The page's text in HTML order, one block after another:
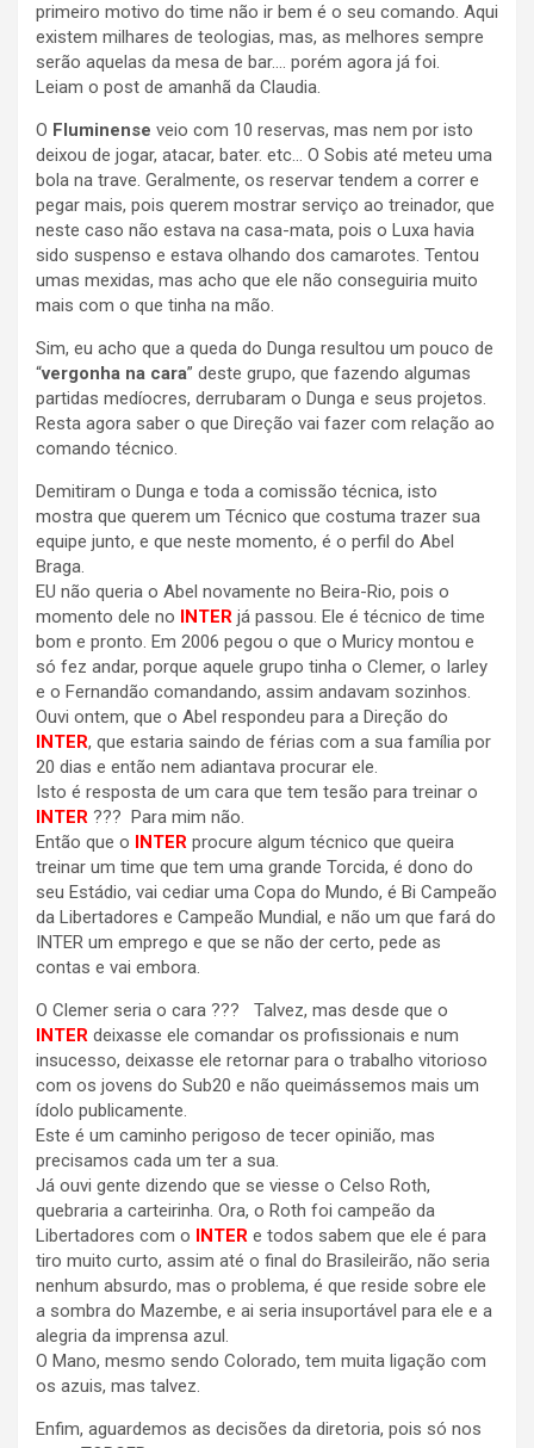
primeiro motivo do time não ir bem é o seu comando. Aqui
existem milhares de teologias, mas, as melhores sempre
serão aquelas da mesa de bar…. porém agora já foi.
Leiam o post de amanhã da Claudia.
O Fluminense veio com 10 reservas, mas nem por isto
deixou de jogar, atacar, bater. etc… O Sobis até meteu uma
bola na trave. Geralmente, os reservar tendem a correr e
pegar mais, pois querem mostrar serviço ao treinador, que
neste caso não estava na casa-mata, pois o Luxa havia
sido suspenso e estava olhando dos camarotes. Tentou
umas mexidas, mas acho que ele não conseguiria muito
mais com o que tinha na mão.
Sim, eu acho que a queda do Dunga resultou um pouco de
“vergonha na cara” deste grupo, que fazendo algumas
partidas medíocres, derrubaram o Dunga e seus projetos.
Resta agora saber o que Direção vai fazer com relação ao
comando técnico.
Demitiram o Dunga e toda a comissão técnica, isto
mostra que querem um Técnico que costuma trazer sua
equipe junto, e que neste momento, é o perfil do Abel
Braga.
EU não queria o Abel novamente no Beira-Rio, pois o
momento dele no INTER já passou. Ele é técnico de time
bom e pronto. Em 2006 pegou o que o Muricy montou e
só fez andar, porque aquele grupo tinha o Clemer, o Iarley
e o Fernandão comandando, assim andavam sozinhos.
Ouvi ontem, que o Abel respondeu para a Direção do
INTER, que estaria saindo de férias com a sua família por
20 dias e então nem adiantava procurar ele.
Isto é resposta de um cara que tem tesão para treinar o
INTER ??? Para mim não.
Então que o INTER procure algum técnico que queira
treinar um time que tem uma grande Torcida, é dono do
seu Estádio, vai cediar uma Copa do Mundo, é Bi Campeão
da Libertadores e Campeão Mundial, e não um que fará do
INTER um emprego e que se não der certo, pede as
contas e vai embora.
O Clemer seria o cara ??? Talvez, mas desde que o
INTER deixasse ele comandar os profissionais e num
insucesso, deixasse ele retornar para o trabalho vitorioso
com os jovens do Sub20 e não queimássemos mais um
ídolo publicamente.
Este é um caminho perigoso de tecer opinião, mas
precisamos cada um ter a sua.
Já ouvi gente dizendo que se viesse o Celso Roth,
quebraria a carteirinha. Ora, o Roth foi campeão da
Libertadores com o INTER e todos sabem que ele é para
tiro muito curto, assim até o final do Brasileirão, não seria
nenhum absurdo, mas o problema, é que reside sobre ele
a sombra do Mazembe, e ai seria insuportável para ele e a
alegria da imprensa azul.
O Mano, mesmo sendo Colorado, tem muita ligação com
os azuis, mas talvez.
Enfim, aguardemos as decisões da diretoria, pois só nos